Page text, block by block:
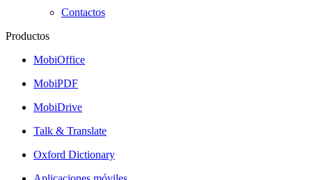
Contactos
Productos
MobiOffice
MobiPDF
MobiDrive
Talk & Translate
Oxford Dictionary